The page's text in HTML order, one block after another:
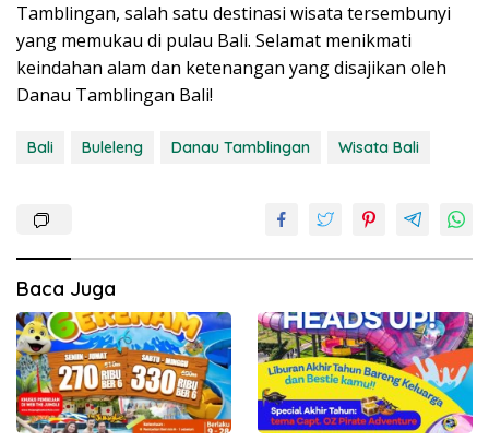
Tamblingan, salah satu destinasi wisata tersembunyi
yang memukau di pulau Bali. Selamat menikmati
keindahan alam dan ketenangan yang disajikan oleh
Danau Tamblingan Bali!
Bali Buleleng Danau Tamblingan Wisata Bali
Baca Juga